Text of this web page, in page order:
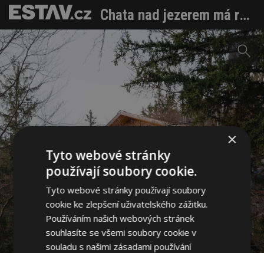
Chata nad jezerem má respekt ke krajině, ale taky sílu vlastních nápadů
×
Tyto webové stránky
používají soubory cookie.
Tyto webové stránky používají soubory
cookie ke zlepšení uživatelského zážitku.
Používáním našich webových stránek
souhlasíte se všemi soubory cookie v
souladu s našimi zásadami používání